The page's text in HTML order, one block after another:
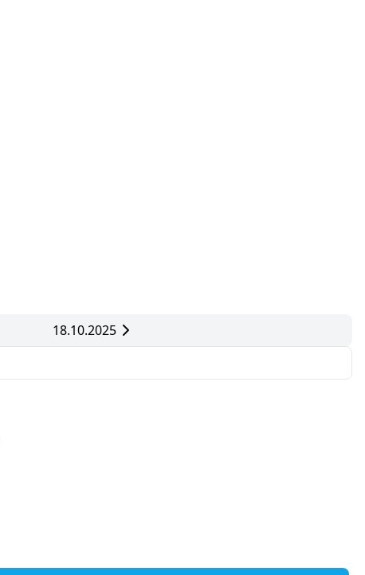
18.10.2025